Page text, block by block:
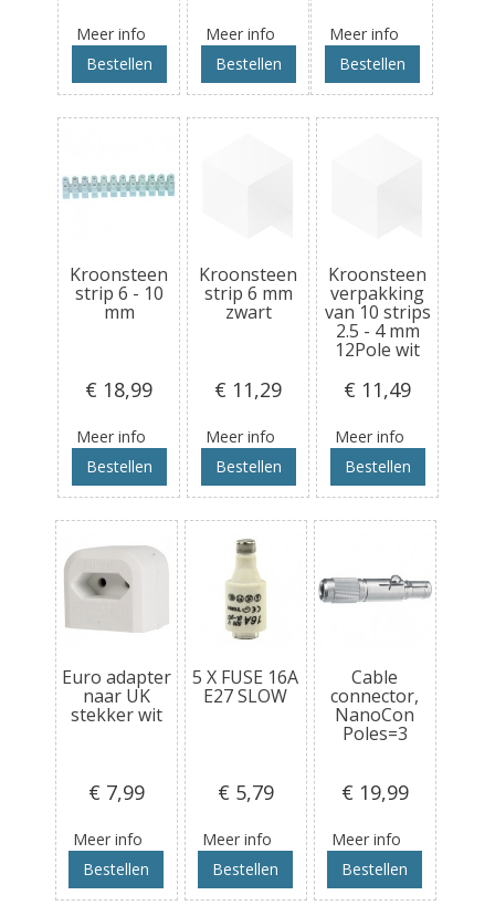
Meer info
Bestellen
Meer info
Bestellen
Meer info
Bestellen
Kroonsteen
strip 6 - 10
mm
€ 18,99
Meer info
Bestellen
Kroonsteen
strip 6 mm
zwart
€ 11,29
Meer info
Bestellen
Kroonsteen
verpakking
van 10 strips
2.5 - 4 mm
12Pole wit
€ 11,49
Meer info
Bestellen
Euro adapter
naar UK
stekker wit
€ 7,99
Meer info
Bestellen
5 X FUSE 16A
E27 SLOW
€ 5,79
Meer info
Bestellen
Cable
connector,
NanoCon
Poles=3
€ 19,99
Meer info
Bestellen